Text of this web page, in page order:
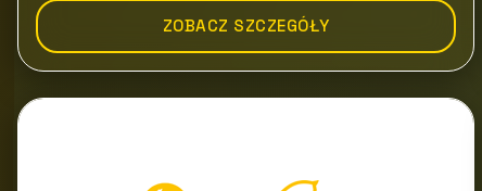
ZOBACZ SZCZEGÓŁY